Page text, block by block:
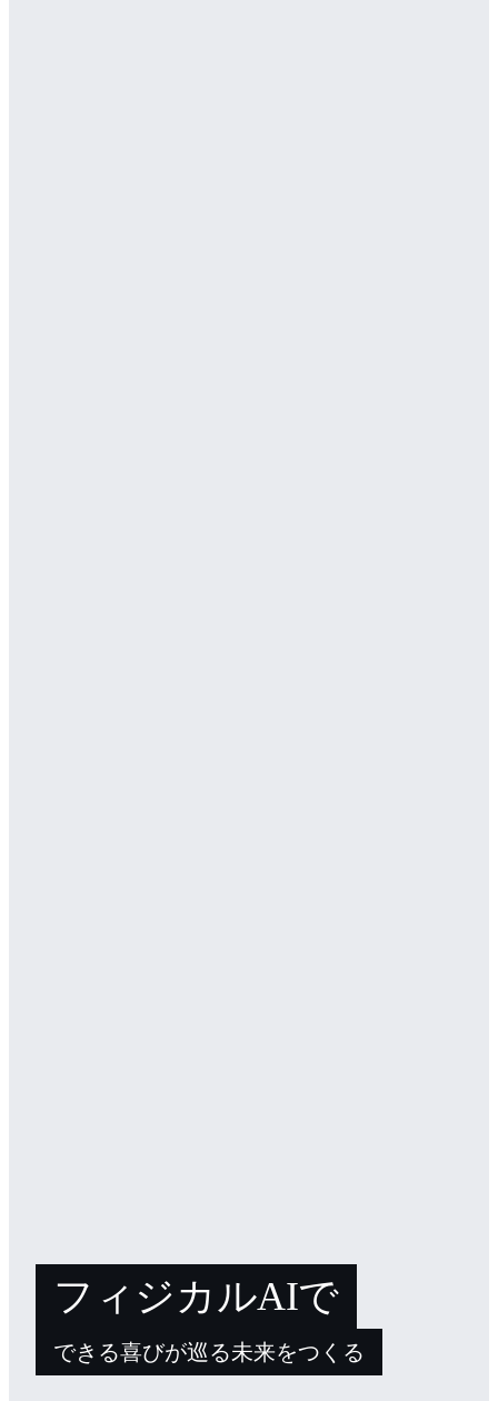
フィジカルAIで
できる喜びが巡る未来をつくる